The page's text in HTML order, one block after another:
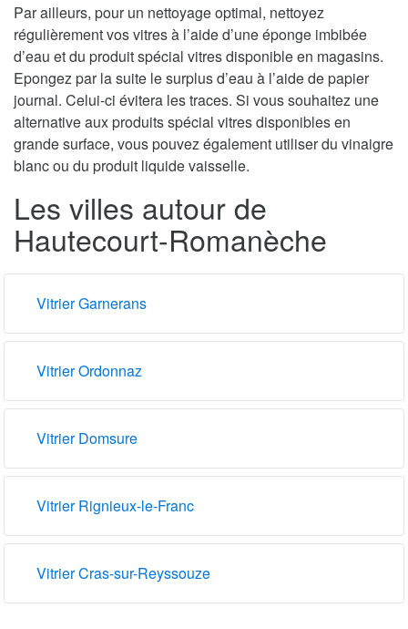
Par ailleurs, pour un nettoyage optimal, nettoyez
régulièrement vos vitres à l’aide d’une éponge imbibée
d’eau et du produit spécial vitres disponible en magasins.
Epongez par la suite le surplus d’eau à l’aide de papier
journal. Celui-ci évitera les traces. Si vous souhaitez une
alternative aux produits spécial vitres disponibles en
grande surface, vous pouvez également utiliser du vinaigre
blanc ou du produit liquide vaisselle.
Les villes autour de
Hautecourt-Romanèche
Vitrier Garnerans
Vitrier Ordonnaz
Vitrier Domsure
Vitrier Rignieux-le-Franc
Vitrier Cras-sur-Reyssouze